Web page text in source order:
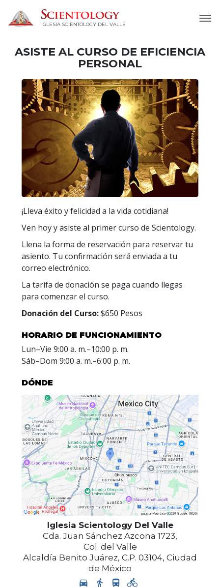
IGLESIA SCIENTOLOGY DEL VALLE
ASISTE AL CURSO DE EFICIENCIA
PERSONAL
¡Lleva éxito y felicidad a la vida cotidiana!
Ven hoy y asiste al primer curso de Scientology.
Llena la forma de reservación para reservar tu
asiento. Tu confirmación será enviada a tu
correo electrónico.
La tarifa de donación se paga cuando llegas
para comenzar el curso.
Donación del Curso:$650 Pesos
HORARIO DE FUNCIONAMIENTO
Lun–Vie 9:00 a. m.–10:00 p. m.
Sáb–Dom 9:00 a. m.–6:00 p. m.
DÓNDE
Iglesia Scientology Del Valle
Cda. Juan Sánchez Azcona 1723,
Col. del Valle
Alcaldía Benito Juárez, C.P. 03104, Ciudad
de México